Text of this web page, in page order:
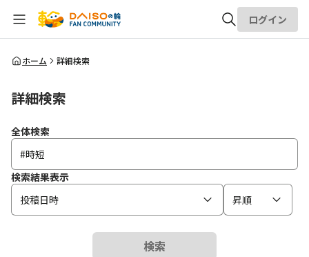
全体検索
ログイン
ホーム 詳細検索
詳細検索
全体検索
検索結果表示
投稿日時
昇順
検索